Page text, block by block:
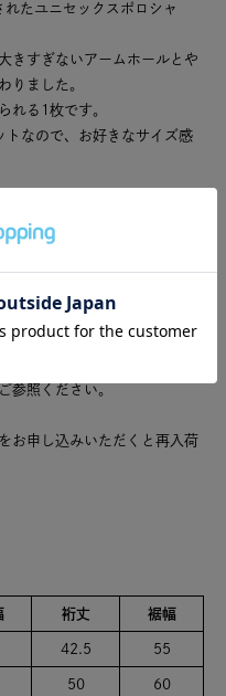
たユニセックスポロシャ
きすぎないアームホールとや
りました。
れる1枚です。
トなので、お好きなサイズ感
、製品染めを行っておりま
参照ください。
お申し込みいただくと再入荷
裄丈 裾幅
42.5 55
50 60